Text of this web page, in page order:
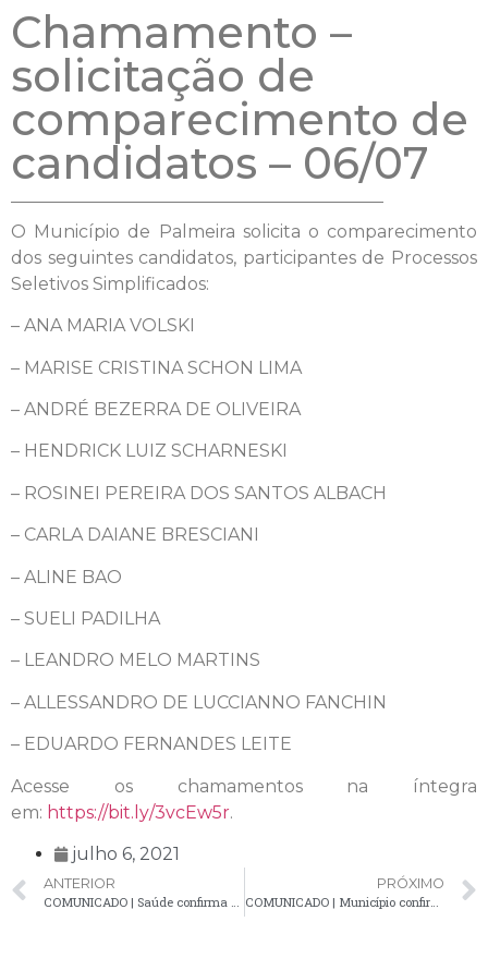
Chamamento –
solicitação de
comparecimento de
candidatos – 06/07
O Município de Palmeira solicita o comparecimento
dos seguintes candidatos, participantes de Processos
Seletivos Simplificados:
– ANA MARIA VOLSKI
– MARISE CRISTINA SCHON LIMA
– ANDRÉ BEZERRA DE OLIVEIRA
– HENDRICK LUIZ SCHARNESKI
– ROSINEI PEREIRA DOS SANTOS ALBACH
– CARLA DAIANE BRESCIANI
– ALINE BAO
– SUELI PADILHA
– LEANDRO MELO MARTINS
– ALLESSANDRO DE LUCCIANNO FANCHIN
– EDUARDO FERNANDES LEITE
Acesse os chamamentos na íntegra
em: https://bit.ly/3vcEw5r.
julho 6, 2021
ANTERIOR
PRÓXIMO
COMUNICADO | Município confirma novo óbito por Covid-19 e registra mais 34 casos positivos